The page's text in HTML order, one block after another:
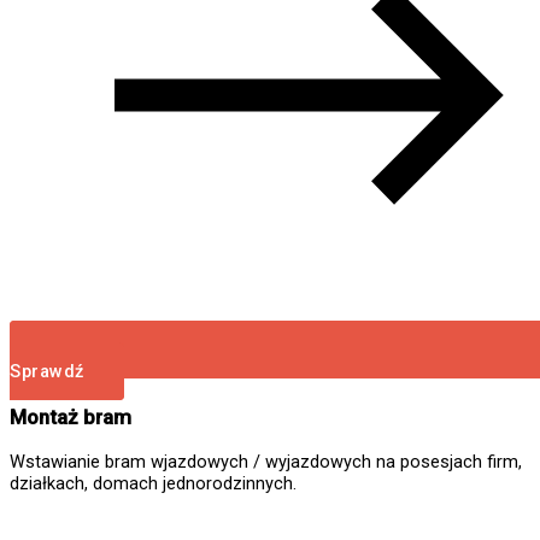
Sprawdź
Montaż bram
Wstawianie bram wjazdowych / wyjazdowych na posesjach firm,
działkach, domach jednorodzinnych.